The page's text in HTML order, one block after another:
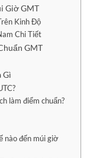
Giờ GMT
Kinh Độ
Chi Tiết
GMT
Gì
làm điểm chuẩn?
nào đến múi giờ